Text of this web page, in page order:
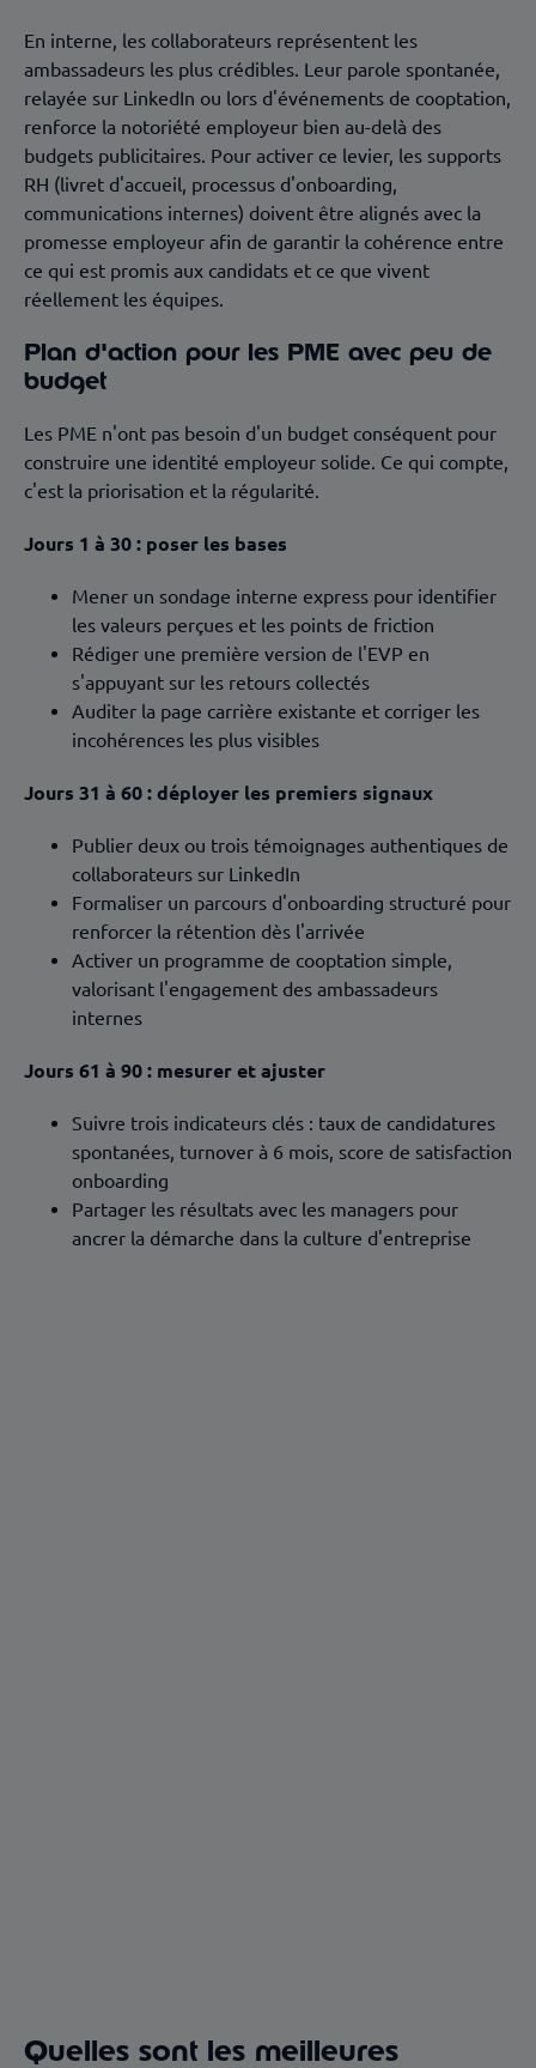
En interne, les collaborateurs représentent les
ambassadeurs les plus crédibles. Leur parole spontanée,
relayée sur LinkedIn ou lors d'événements de cooptation,
renforce la notoriété employeur bien au-delà des
budgets publicitaires. Pour activer ce levier, les supports
RH (livret d'accueil, processus d'onboarding,
communications internes) doivent être alignés avec la
promesse employeur afin de garantir la cohérence entre
ce qui est promis aux candidats et ce que vivent
réellement les équipes.
Plan d'action pour les PME avec peu de
budget
Les PME n'ont pas besoin d'un budget conséquent pour
construire une identité employeur solide. Ce qui compte,
c'est la priorisation et la régularité.
Jours 1 à 30 : poser les bases
Mener un sondage interne express pour identifier
les valeurs perçues et les points de friction
Rédiger une première version de l'EVP en
s'appuyant sur les retours collectés
Auditer la page carrière existante et corriger les
incohérences les plus visibles
Jours 31 à 60 : déployer les premiers signaux
Publier deux ou trois témoignages authentiques de
collaborateurs sur LinkedIn
Formaliser un parcours d'onboarding structuré pour
renforcer la rétention dès l'arrivée
Activer un programme de cooptation simple,
valorisant l'engagement des ambassadeurs
internes
Jours 61 à 90 : mesurer et ajuster
Suivre trois indicateurs clés : taux de candidatures
spontanées, turnover à 6 mois, score de satisfaction
onboarding
Partager les résultats avec les managers pour
ancrer la démarche dans la culture d'entreprise
Quelles sont les meilleures